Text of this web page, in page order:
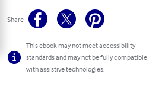
Share
This ebook may not meet accessibility
standards and may not be fully compatible
with assistive technologies.